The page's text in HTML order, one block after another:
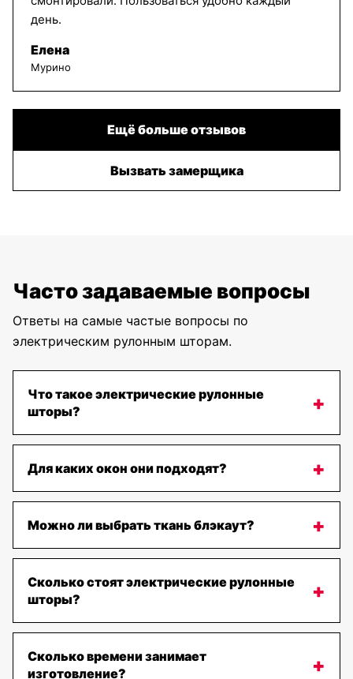
день.
Елена
Мурино
Ещё больше отзывов
Вызвать замерщика
Часто задаваемые вопросы
Ответы на самые частые вопросы по
электрическим рулонным шторам.
Что такое электрические рулонные
шторы?
Для каких окон они подходят?
Можно ли выбрать ткань блэкаут?
Сколько стоят электрические рулонные
шторы?
Сколько времени занимает
изготовление?